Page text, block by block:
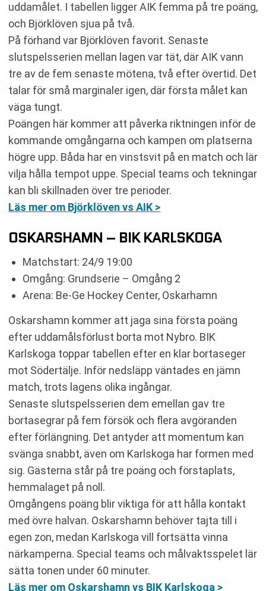
uddamålet. I tabellen ligger AIK femma på tre poäng,
och Björklöven sjua på två.
På förhand var Björklöven favorit. Senaste
slutspelsserien mellan lagen var tät, där AIK vann
tre av de fem senaste mötena, två efter övertid. Det
talar för små marginaler igen, där första målet kan
väga tungt.
Poängen här kommer att påverka riktningen inför de
kommande omgångarna och kampen om platserna
högre upp. Båda har en vinstsvit på en match och lär
vilja hålla tempot uppe. Special teams och tekningar
kan bli skillnaden över tre perioder.
Läs mer om Björklöven vs AIK >
OSKARSHAMN – BIK KARLSKOGA
Matchstart: 24/9 19:00
Omgång: Grundserie – Omgång 2
Arena: Be-Ge Hockey Center, Oskarhamn
Oskarshamn kommer att jaga sina första poäng
efter uddamålsförlust borta mot Nybro. BIK
Karlskoga toppar tabellen efter en klar bortaseger
mot Södertälje. Inför nedsläpp väntades en jämn
match, trots lagens olika ingångar.
Senaste slutspelsserien dem emellan gav tre
bortasegrar på fem försök och flera avgöranden
efter förlängning. Det antyder att momentum kan
svänga snabbt, även om Karlskoga har formen med
sig. Gästerna står på tre poäng och förstaplats,
hemmalaget på noll.
Omgångens poäng blir viktiga för att hålla kontakt
med övre halvan. Oskarshamn behöver tajta till i
egen zon, medan Karlskoga vill fortsätta vinna
närkamperna. Special teams och målvaktsspelet lär
sätta tonen under 60 minuter.
Läs mer om Oskarshamn vs BIK Karlskoga >